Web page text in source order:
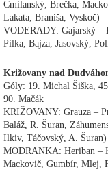
Čmilanský, Brečka,
Lakata, Braniša, Vyskoč)
VODERADY: Gajarský –
Pilka, Bajza, Jasovský,
Križovany nad
Góly: 19. Michal Šiška,
90. Mačák
KRIŽOVANY: Grauza –
Baláž, R. Šuran,
Ilkiv, Táčovský, A. Šuran)
MODRANKA: Heriban –
Mackovič, Gumbír, Mlej,